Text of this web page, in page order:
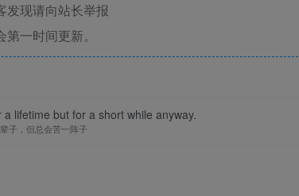
发现请向站长举报
一时间更新。
lifetime but for a short while anyway.
子，但总会苦一阵子